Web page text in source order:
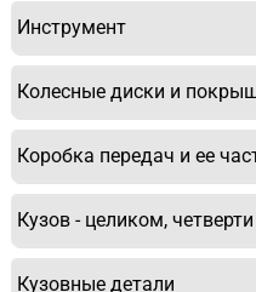
Инструмент
Колесные диски и
Коробка передач и ее
Кузов - целиком,
Кузовные детали
У Вас